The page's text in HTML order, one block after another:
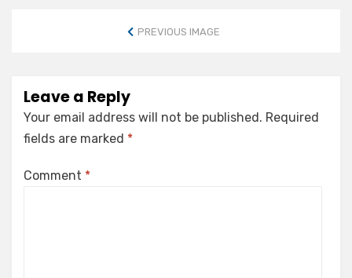
PREVIOUS IMAGE
Leave a Reply
Your email address will not be published. Required
fields are marked *
Comment *